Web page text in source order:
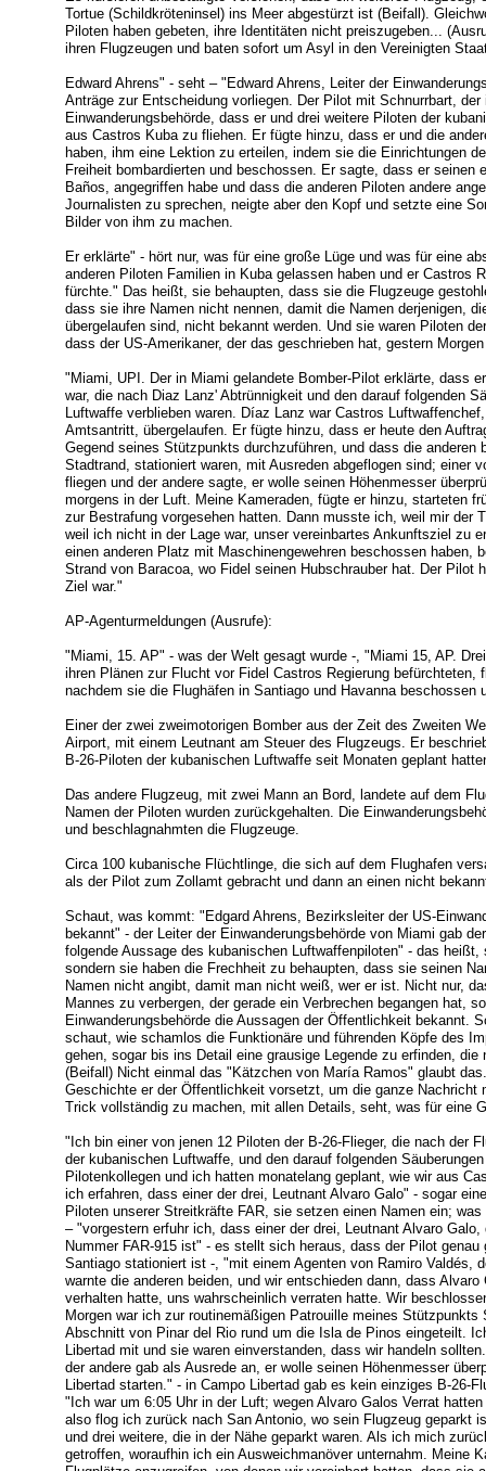
Tortue (Schildkröteninsel) ins Meer abgestürzt ist (Beifall).
Piloten haben gebeten, ihre Identitäten nicht preiszugeben...
ihren Flugzeugen und baten sofort um Asyl in den Vereinigten
Edward Ahrens" - seht – "Edward Ahrens, Leiter der
Anträge zur Entscheidung vorliegen. Der Pilot mit Schnurrbart,
Einwanderungsbehörde, dass er und drei weitere Piloten der
aus Castros Kuba zu fliehen. Er fügte hinzu, dass er und die
haben, ihm eine Lektion zu erteilen, indem sie die Einrichtungen
Freiheit bombardierten und beschossen. Er sagte, dass er seinen
Baños, angegriffen habe und dass die anderen Piloten andere
Journalisten zu sprechen, neigte aber den Kopf und setzte eine
Bilder von ihm zu machen.
Er erklärte" - hört nur, was für eine große Lüge und was für eine
anderen Piloten Familien in Kuba gelassen haben und er Castros
fürchte." Das heißt, sie behaupten, dass sie die Flugzeuge
dass sie ihre Namen nicht nennen, damit die Namen derjenigen,
übergelaufen sind, nicht bekannt werden. Und sie waren Piloten
dass der US-Amerikaner, der das geschrieben hat, gestern
"Miami, UPI. Der in Miami gelandete Bomber-Pilot erklärte, dass
war, die nach Diaz Lanz' Abtrünnigkeit und den darauf folgenden
Luftwaffe verblieben waren. Díaz Lanz war Castros
Amtsantritt, übergelaufen. Er fügte hinzu, dass er heute den
Gegend seines Stützpunkts durchzuführen, und dass die anderen
Stadtrand, stationiert waren, mit Ausreden abgeflogen sind; einer
fliegen und der andere sagte, er wolle seinen Höhenmesser
morgens in der Luft. Meine Kameraden, fügte er hinzu, starteten
zur Bestrafung vorgesehen hatten. Dann musste ich, weil mir der
weil ich nicht in der Lage war, unser vereinbartes Ankunftsziel zu
einen anderen Platz mit Maschinengewehren beschossen haben,
Strand von Baracoa, wo Fidel seinen Hubschrauber hat. Der Pilot
Ziel war."
AP-Agenturmeldungen (Ausrufe):
"Miami, 15. AP" - was der Welt gesagt wurde -, "Miami 15, AP.
ihren Plänen zur Flucht vor Fidel Castros Regierung befürchteten,
nachdem sie die Flughäfen in Santiago und Havanna beschossen
Einer der zwei zweimotorigen Bomber aus der Zeit des Zweiten
Airport, mit einem Leutnant am Steuer des Flugzeugs. Er
B-26-Piloten der kubanischen Luftwaffe seit Monaten geplant
Das andere Flugzeug, mit zwei Mann an Bord, landete auf dem
Namen der Piloten wurden zurückgehalten. Die
und beschlagnahmten die Flugzeuge.
Circa 100 kubanische Flüchtlinge, die sich auf dem Flughafen
als der Pilot zum Zollamt gebracht und dann an einen nicht
Schaut, was kommt: "Edgard Ahrens, Bezirksleiter der US-
bekannt" - der Leiter der Einwanderungsbehörde von Miami gab
folgende Aussage des kubanischen Luftwaffenpiloten" - das
sondern sie haben die Frechheit zu behaupten, dass sie seinen
Namen nicht angibt, damit man nicht weiß, wer er ist. Nicht nur,
Mannes zu verbergen, der gerade ein Verbrechen begangen hat,
Einwanderungsbehörde die Aussagen der Öffentlichkeit bekannt.
schaut, wie schamlos die Funktionäre und führenden Köpfe des
gehen, sogar bis ins Detail eine grausige Legende zu erfinden,
(Beifall) Nicht einmal das "Kätzchen von María Ramos" glaubt
Geschichte er der Öffentlichkeit vorsetzt, um die ganze Nachricht
Trick vollständig zu machen, mit allen Details, seht, was für eine
"Ich bin einer von jenen 12 Piloten der B-26-Flieger, die nach der
der kubanischen Luftwaffe, und den darauf folgenden
Pilotenkollegen und ich hatten monatelang geplant, wie wir aus
ich erfahren, dass einer der drei, Leutnant Alvaro Galo" - sogar
Piloten unserer Streitkräfte FAR, sie setzen einen Namen ein;
– "vorgestern erfuhr ich, dass einer der drei, Leutnant Alvaro
Nummer FAR-915 ist" - es stellt sich heraus, dass der Pilot
Santiago stationiert ist -, "mit einem Agenten von Ramiro Valdés,
warnte die anderen beiden, und wir entschieden dann, dass
verhalten hatte, uns wahrscheinlich verraten hatte. Wir
Morgen war ich zur routinemäßigen Patrouille meines Stützpunkts
Abschnitt von Pinar del Rio rund um die Isla de Pinos eingeteilt.
Libertad mit und sie waren einverstanden, dass wir handeln
der andere gab als Ausrede an, er wolle seinen Höhenmesser
Libertad starten." - in Campo Libertad gab es kein einziges B-26-
"Ich war um 6:05 Uhr in der Luft; wegen Alvaro Galos Verrat
also flog ich zurück nach San Antonio, wo sein Flugzeug geparkt
und drei weitere, die in der Nähe geparkt waren. Als ich mich
getroffen, woraufhin ich ein Ausweichmanöver unternahm. Meine